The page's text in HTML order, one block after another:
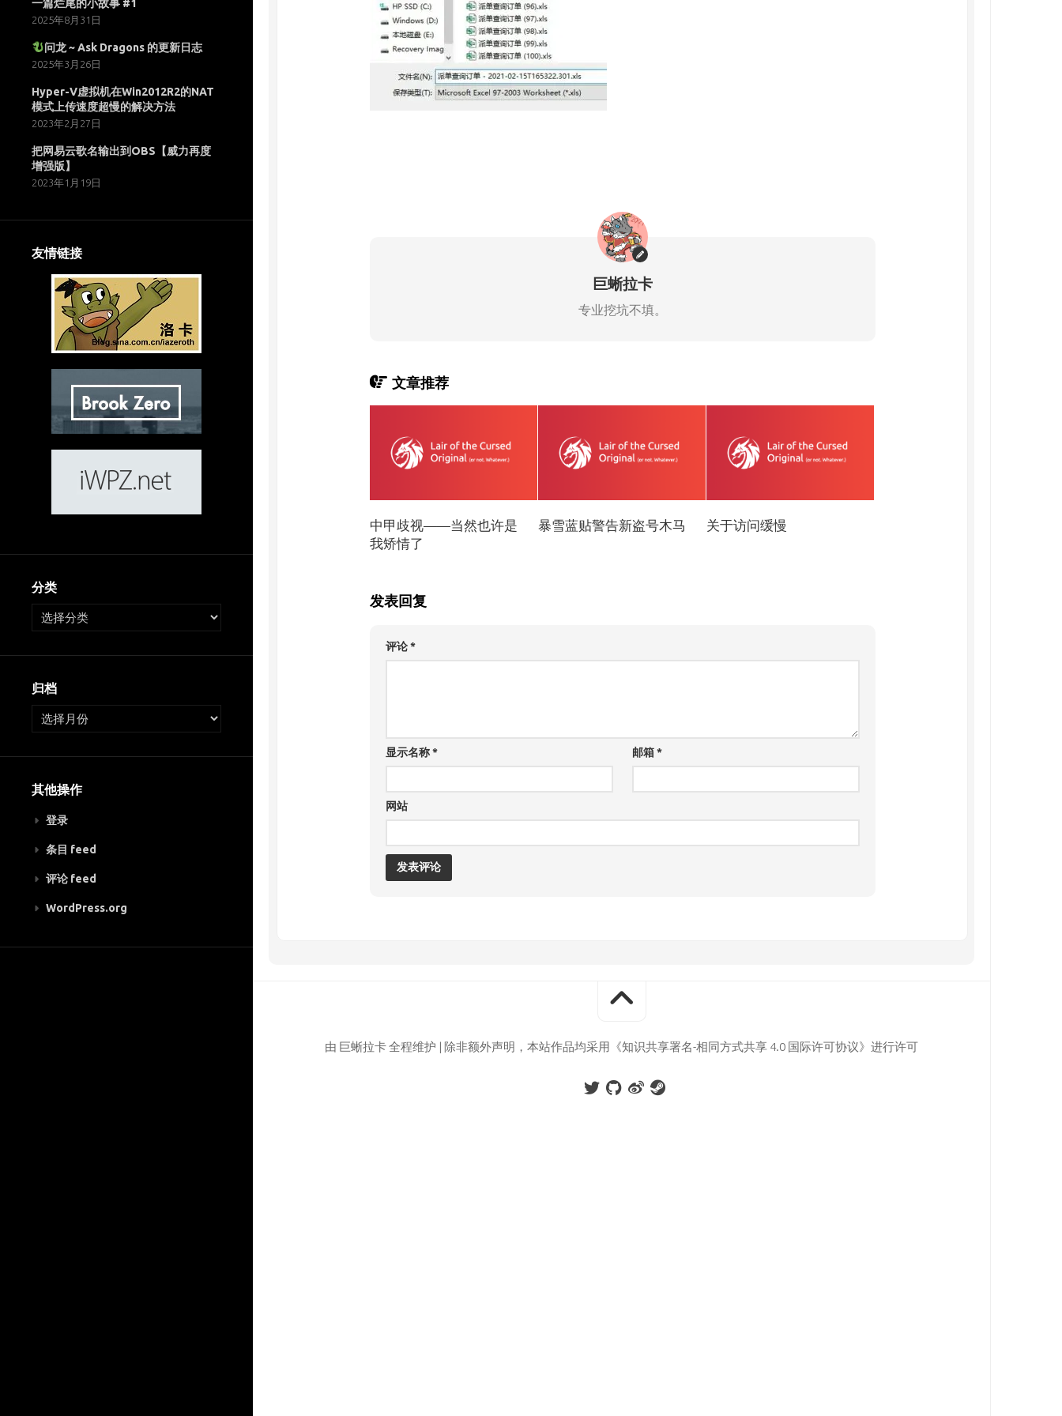
一篇烂尾的小故事 #1
2025年8月31日
问龙 ~ Ask Dragons 的更新日志
2025年3月26日
Hyper-V虚拟机在Win2012R2的NAT
模式上传速度超慢的解决方法
2023年2月27日
把网易云歌名输出到OBS【威力再度
增强版】
2023年1月19日
友情链接
分类
归档
其他操作
登录
条目 feed
评论 feed
WordPress.org
巨蜥拉卡
专业挖坑不填。
文章推荐
中甲歧视——当然也许是
我矫情了
暴雪蓝贴警告新盗号木马 关于访问缓慢
发表回复
评论*
显示名称* 邮箱*
网站
由 巨蜥拉卡 全程维护 | 除非额外声明，本站作品均采用《知识共享署名-相同方式共享 4.0 国际许可协议》进行许可